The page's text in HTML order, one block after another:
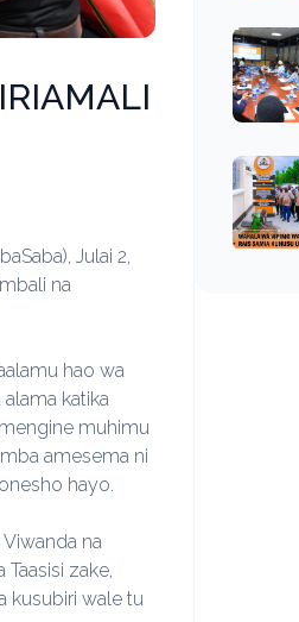
Julai 2,
na
hao wa
katika
muhimu
amesema ni
hayo.
na
zake,
kusubiri wale tu